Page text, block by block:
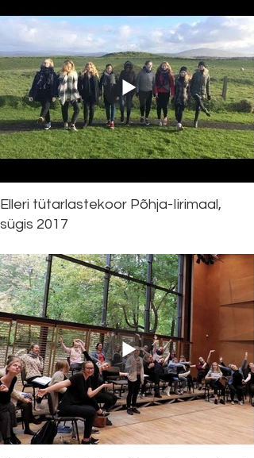
Elleri tütarlastekoor Põhja-Iirimaal,
sügis 2017